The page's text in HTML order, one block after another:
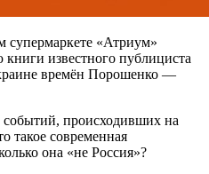
супермаркете «Атриум»
книги известного публициста
времён Порошенко —
событий, происходивших на
такое современная
она «не Россия»?